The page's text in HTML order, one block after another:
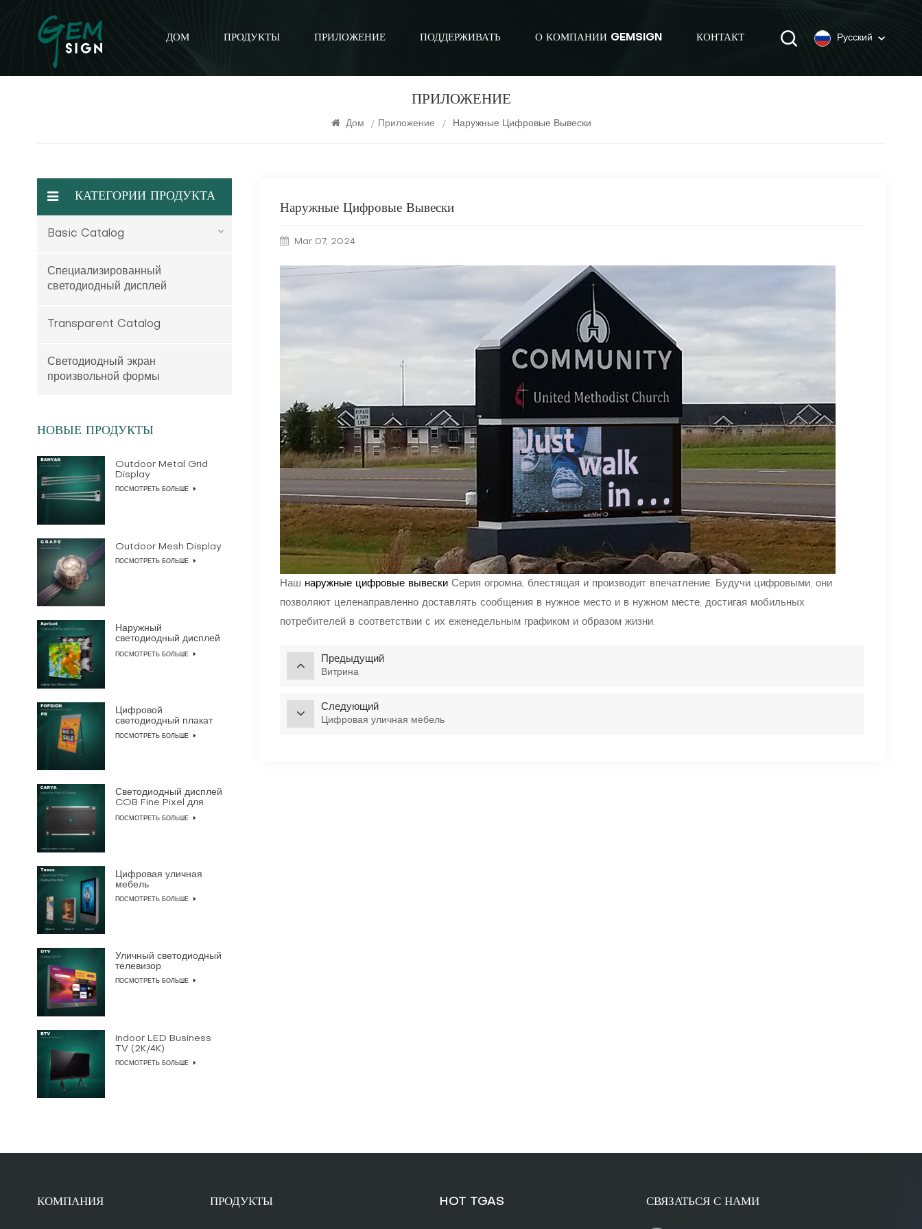
ДОМ ПРОДУКТЫ ПРИЛОЖЕНИЕ ПОДДЕРЖИВАТЬ О КОМПАНИИ GEMSIGN КОНТАКТ Русский
ПРИЛОЖЕНИЕ
Дом / Приложение / Наружные Цифровые Вывески
Наружные Цифровые Вывески
Mar 07, 2024
Наш наружные цифровые вывескиСерия огромна, блестящая и производит впечатление. Будучи цифровыми, они
позволяют целенаправленно доставлять сообщения в нужное место и в нужном месте, достигая мобильных
потребителей в соответствии с их еженедельным графиком и образом жизни.
Предыдущий
Витрина
Следующий
Цифровая уличная мебель
КАТЕГОРИИ ПРОДУКТА
Basic Catalog
Специализированный
светодиодный дисплей
Transparent Catalog
Светодиодный экран
произвольной формы
НОВЫЕ ПРОДУКТЫ
Outdoor Metal Grid
Display
ПОСМОТРЕТЬ БОЛЬШЕ
Outdoor Mesh Display
ПОСМОТРЕТЬ БОЛЬШЕ
Наружный
светодиодный дисплей
ПОСМОТРЕТЬ БОЛЬШЕ
Цифровой
светодиодный плакат
ПОСМОТРЕТЬ БОЛЬШЕ
Светодиодный дисплей
COB Fine Pixel для
ПОСМОТРЕТЬ БОЛЬШЕ
Цифровая уличная
мебель
ПОСМОТРЕТЬ БОЛЬШЕ
Уличный светодиодный
телевизор
ПОСМОТРЕТЬ БОЛЬШЕ
Indoor LED Business
TV (2K/4K)
ПОСМОТРЕТЬ БОЛЬШЕ
КОМПАНИЯ ПРОДУКТЫ HOT TGAS СВЯЗАТЬСЯ С НАМИ